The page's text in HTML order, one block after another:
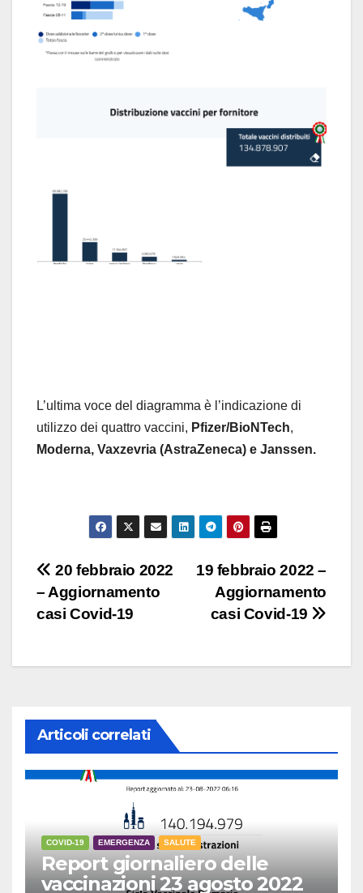
L’ultima voce del diagramma è l’indicazione di
utilizzo dei quattro vaccini, Pfizer/BioNTech,
Moderna, Vaxzevria (AstraZeneca) e Janssen.
Navigazione
articoli
19 febbraio 2022 –
Aggiornamento
casi Covid-19
20 febbraio 2022
– Aggiornamento
casi Covid-19
Articoli correlati
COVID-19 EMERGENZA SALUTE
Report giornaliero delle
vaccinazioni 23 agosto 2022